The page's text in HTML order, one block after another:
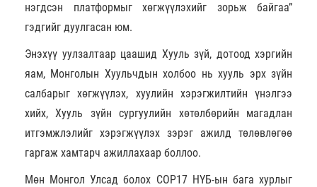
нэгдсэн платформыг хөгжүүлэхийг зорьж байгаа”
гэдгийг дуулгасан юм.
Энэхүү уулзалтаар цаашид Хууль зүй, дотоод хэргийн
яам, Монголын Хуульчдын холбоо нь хууль эрх зүйн
салбарыг хөгжүүлэх, хуулийн хэрэгжилтийн үнэлгээ
хийх, Хууль зүйн сургуулийн хөтөлбөрийн магадлан
итгэмжлэлийг хэрэгжүүлэх зэрэг ажилд төлөвлөгөө
гаргаж хамтарч ажиллахаар боллоо.
Мөн Монгол Улсад болох СОР17 НҮБ-ын бага хурлыг